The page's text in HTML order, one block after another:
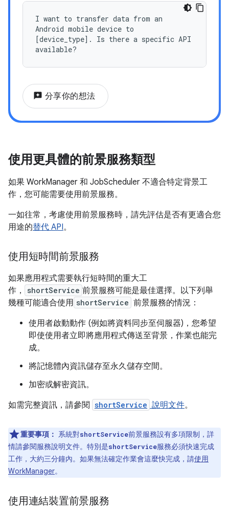
I want to transfer data from an
Android mobile device to
[device_type]. Is there a specific API
available?
reviews 分享你的想法
使用更具體的前景服務類型
如果 WorkManager 和 JobScheduler 不適合特定背景工
作，您可能需要使用前景服務。
一如往常，考慮使用前景服務時，請先評估是否有更適合您
用途的替代 API。
使用短時間前景服務
如果應用程式需要執行短時間的重大工
作，
shortService 前景服務可能是最佳選擇。以下列舉
幾種可能適合使用 shortService 前景服務的情況：
使用者啟動動作 (例如將資料同步至伺服器)，您希望
即使使用者立即將應用程式傳送至背景，作業也能完
成。
將記憶體內資訊儲存至永久儲存空間。
加密或解密資訊。
如需完整資訊，請參閱 shortService 說明文件。
重要事項： 系統對shortService前景服務設有多項限制，詳
情請參閱服務說明文件。特別是shortService服務必須快速完成
工作，大約三分鐘內。如果無法確定作業會這麼快完成，請使用
WorkManager。
使用連結裝置前景服務